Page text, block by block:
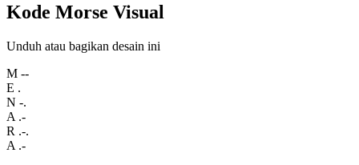
Kode Morse Visual
Unduh atau bagikan desain ini
M --
E .
N -.
A .-
R .-.
A .-